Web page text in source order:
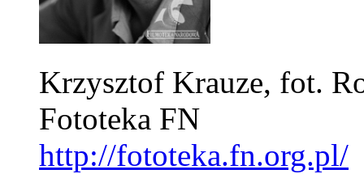
Krzysztof Krauze, fot.
Fototeka FN
http://fototeka.fn.org.pl/